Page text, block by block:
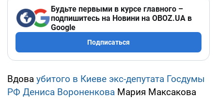
Будьте первыми в курсе главного –
подпишитесь на Новини на OBOZ.UA в
Google
Подписаться
Вдова убитого в Киеве экс-депутата Госдумы
РФ Дениса Вороненкова Мария Максакова